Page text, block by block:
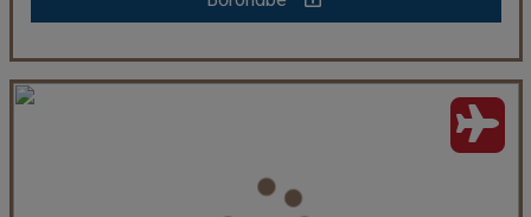
Lady Diana Hotel - 5 éjszakás
Isztambul
Utazás módja:
Repülővel